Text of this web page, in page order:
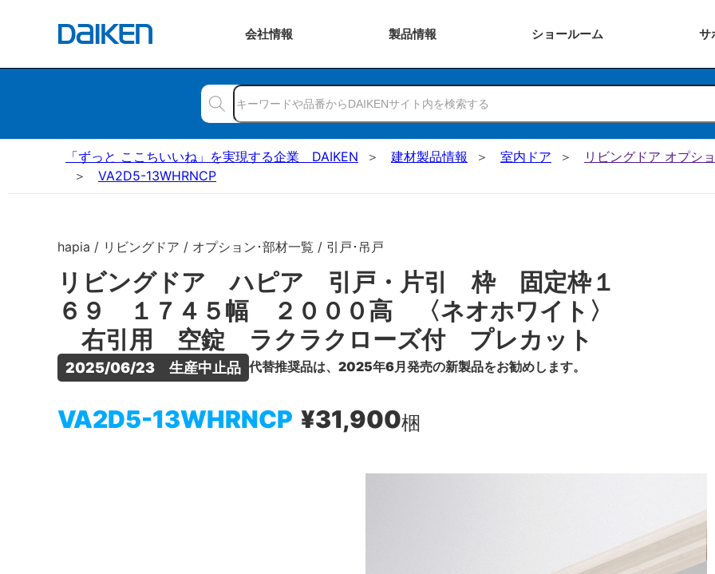
会社情報 製品情報 ショールーム サ
「ずっと ここちいいね」を実現する企業 DAIKEN 建材製品情報 室内ドア
リビングドア オプシ
VA2D5-13WHRNCP
hapia / リビングドア / オプション･部材一覧 / 引戸･吊戸
リビングドア ハピア 引戸・片引 枠 固定枠１
６９ １７４５幅 ２０００高 〈ネオホワイト〉
右引用 空錠 ラクラクローズ付 プレカット
2025/06/23　生産中止品 代替推奨品は、2025年6月発売の新製品をお勧めします。
VA2D5-13WHRNCP ¥31,900梱